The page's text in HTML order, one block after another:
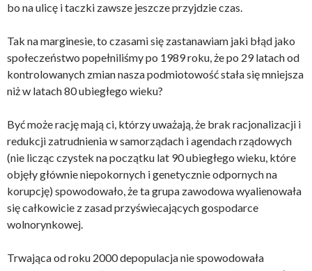
bo na ulicę i taczki zawsze jeszcze przyjdzie czas.
Tak na marginesie, to czasami się zastanawiam jaki błąd jako
społeczeństwo popełniliśmy po 1989 roku, że po 29 latach od
kontrolowanych zmian nasza podmiotowość stała się mniejsza
niż w latach 80 ubiegłego wieku?
Być może rację mają ci, którzy uważają, że brak racjonalizacji i
redukcji zatrudnienia w samorządach i agendach rządowych
(nie licząc czystek na początku lat 90 ubiegłego wieku, które
objęły głównie niepokornych i genetycznie odpornych na
korupcję) spowodowało, że ta grupa zawodowa wyalienowała
się całkowicie z zasad przyświecających gospodarce
wolnorynkowej.
Trwająca od roku 2000 depopulacja nie spowodowała